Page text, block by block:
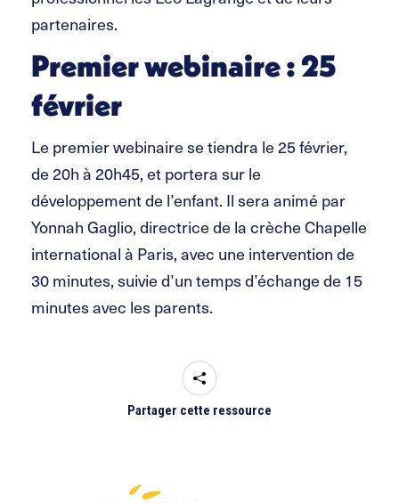
partenaires.
Premier webinaire : 25
février
Le premier webinaire se tiendra le 25 février,
de 20h à 20h45, et portera sur le
développement de l’enfant. Il sera animé par
Yonnah Gaglio, directrice de la crèche Chapelle
international à Paris, avec une intervention de
30 minutes, suivie d’un temps d’échange de 15
minutes avec les parents.
Partager cette ressource